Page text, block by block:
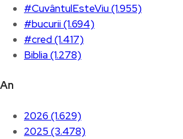
#CuvântulEsteViu (1.955)
#bucurii (1.694)
#cred (1.417)
Biblia (1.278)
An
2026 (1.629)
2025 (3.478)